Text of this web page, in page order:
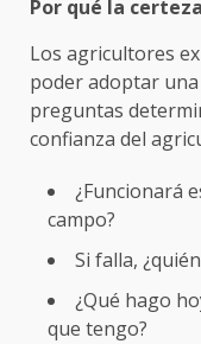
Por qué la
Los agricultores
poder adoptar
preguntas
confianza del
¿Funcionará
campo?
Si falla,
¿Qué hago
que tengo?